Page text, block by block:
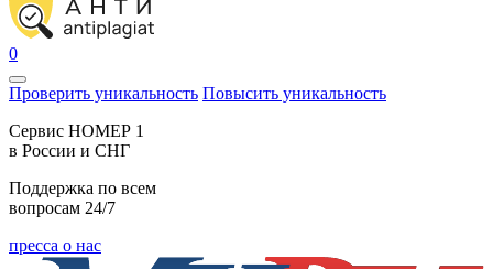
0
Проверить уникальность Повысить уникальность
Cервис НОМЕР 1
в России и СНГ
Поддержка по всем
вопросам 24/7
пресса о нас